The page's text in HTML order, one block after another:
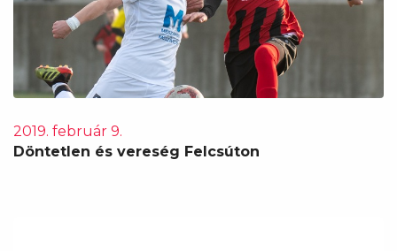
2019. február 9.
Döntetlen és vereség Felcsúton